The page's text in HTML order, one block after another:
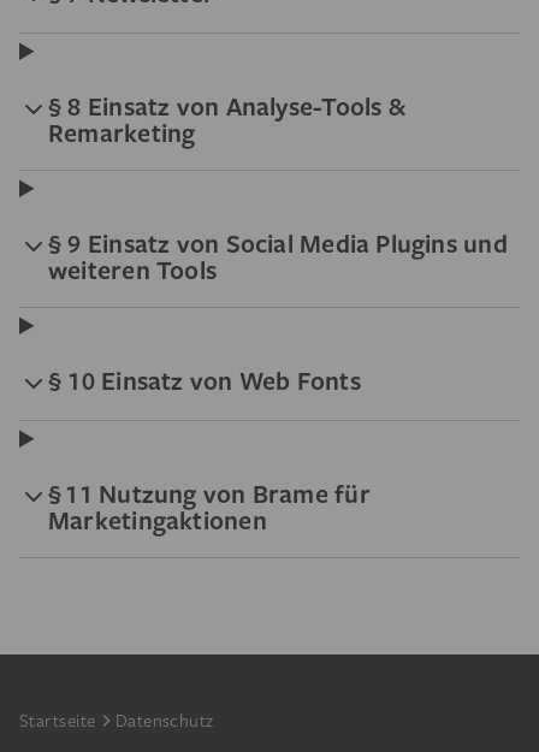
§ 8 Einsatz von Analyse-Tools &
Remarketing
§ 9 Einsatz von Social Media Plugins und
weiteren Tools
§ 10 Einsatz von Web Fonts
§ 11 Nutzung von Brame für
Marketingaktionen
Footer
Startseite Datenschutz